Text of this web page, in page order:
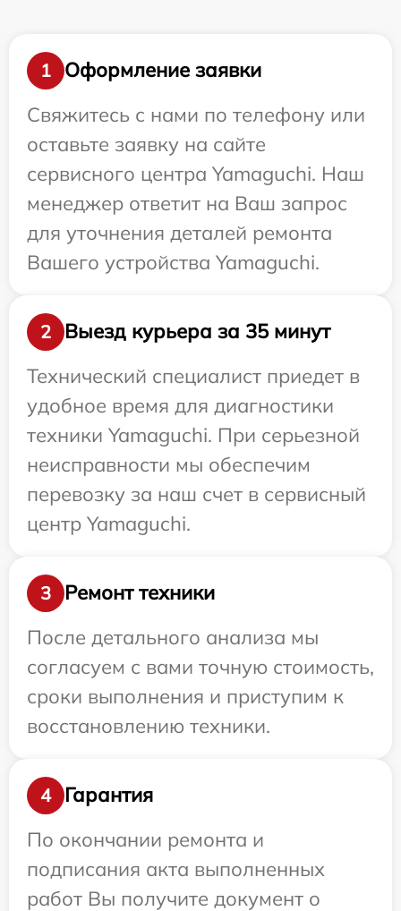
1
Оформление заявки
Свяжитесь с нами по телефону или
оставьте заявку на сайте
сервисного центра Yamaguchi. Наш
менеджер ответит на Ваш запрос
для уточнения деталей ремонта
Вашего устройства Yamaguchi.
2
Выезд курьера за 35 минут
Технический специалист приедет в
удобное время для диагностики
техники Yamaguchi. При серьезной
неисправности мы обеспечим
перевозку за наш счет в сервисный
центр Yamaguchi.
3
Ремонт техники
После детального анализа мы
согласуем с вами точную стоимость,
сроки выполнения и приступим к
восстановлению техники.
4
Гарантия
По окончании ремонта и
подписания акта выполненных
работ Вы получите документ о